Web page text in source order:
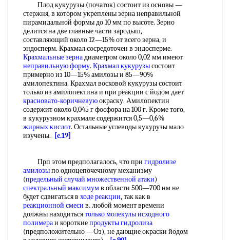
Плод кукурузы (початок) состоит из основы —
стержня, в котором укреплены зерна неправильной
пирамидальной формы до 10 мм по высоте. Зерно
делится на две главные части зародыш,
составляющий около 12—15% от всего зерна, и
эндосперм. Крахмал сосредоточен в эндосперме.
Крахмальные зернадиаметром около 0,02 мм имеют
неправильную форму. Крахмал кукурузысостоит
примерно из 10—15% амилозы и 85—90%
амилопектина. Крахмал восковой кукурузы состоит
только из амилопектина и при реакции с йодом дает
красновато-коричневуюокраску. Амилопектин
содержит около 0,045 г фосфора на 100 г. Кроме того,
в кукурузном крахмале содержится 0,5—0,6%
жирных кислот. Остальные углеводы кукурузы мало
изучены.
[c.19]
Прп этом предполагалось, что при гидролизе
амилозыпо одноцепочечному механизму
(предельный случай множественной атаки)
спектральный максимумв области 500—700 нм не
будет сдвигаться в ходе реакции, так как в
реакционной смеси в. любой момент времени
должны находитьсятолько молекулыисходного
полимераи короткиепродукты гидролиза
(предположительно —Оз), не дающие окраски йодом